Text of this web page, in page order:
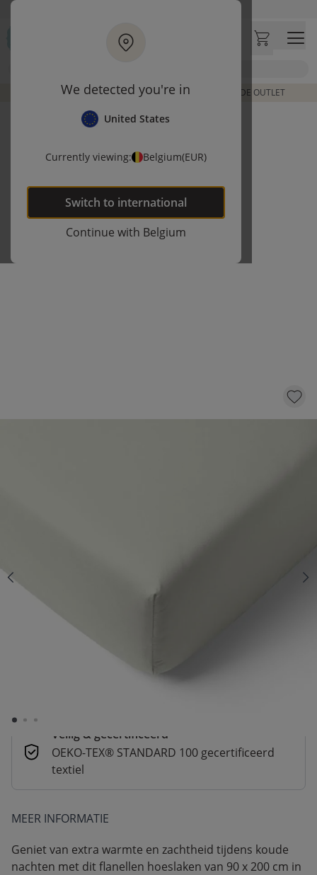
We detected you're in
United States
Currently viewing: Belgium(EUR)
Switch to international
Continue with Belgium
Ga naar hoofdinhoud
DE LAATSTE ITEMS UIT VORIGE COLLECTIES | SHOP DE OUTLET
Voor 23:00 besteld, dezelfde dag
verzonden
Veilig afrekenen met verschillende
Veilig & gecertificeerd
OEKO-TEX® STANDARD 100 gecertificeerd
textiel
MEER INFORMATIE
Geniet van extra warmte en zachtheid tijdens koude
nachten met dit flanellen hoeslaken van 90 x 200 cm in